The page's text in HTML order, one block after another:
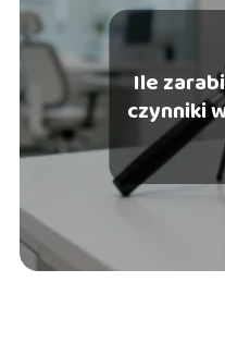
Ile
czynniki